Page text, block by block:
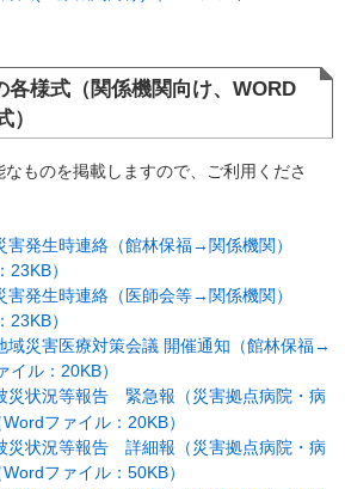
各様式（関係機関向け、WORD
）
ものを掲載しますので、ご利用くださ
害発生時連絡（館林保福→関係機関）
23KB）
害発生時連絡（医師会等→関係機関）
23KB）
域災害医療対策会議 開催通知（館林保福→
ル：20KB）
災状況等報告 緊急報（災害拠点病院・病
ファイル：20KB）
災状況等報告 詳細報（災害拠点病院・病
ファイル：50KB）